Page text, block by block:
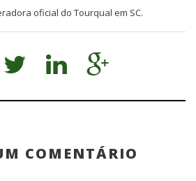
oficial do Tourqual em SC.
COMENTÁRIO